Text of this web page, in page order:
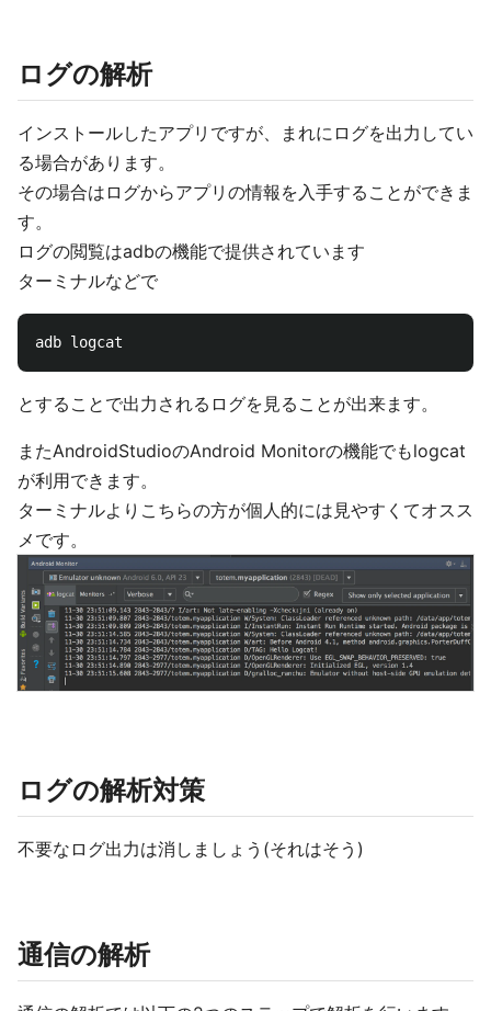
ログの解析
インストールしたアプリですが、まれにログを出力してい
る場合があります。
その場合はログからアプリの情報を入手することができま
す。
ログの閲覧はadbの機能で提供されています
ターミナルなどで
とすることで出力されるログを見ることが出来ます。
またAndroidStudioのAndroid Monitorの機能でもlogcat
が利用できます。
ターミナルよりこちらの方が個人的には見やすくてオスス
メです。
ログの解析対策
不要なログ出力は消しましょう(それはそう)
通信の解析